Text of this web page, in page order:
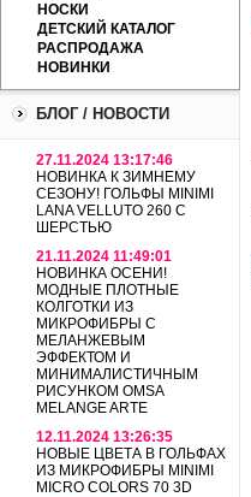
НОСКИ
ДЕТСКИЙ КАТАЛОГ
РАСПРОДАЖА
НОВИНКИ
БЛОГ / НОВОСТИ
27.11.2024 13:17:46
НОВИНКА К ЗИМНЕМУ
СЕЗОНУ! ГОЛЬФЫ MINIMI
LANA VELLUTO 260 С
ШЕРСТЬЮ
21.11.2024 11:49:01
НОВИНКА ОСЕНИ!
МОДНЫЕ ПЛОТНЫЕ
КОЛГОТКИ ИЗ
МИКРОФИБРЫ С
МЕЛАНЖЕВЫМ
ЭФФЕКТОМ И
МИНИМАЛИСТИЧНЫМ
РИСУНКОМ OMSA
MELANGE ARTE
12.11.2024 13:26:35
НОВЫЕ ЦВЕТА В ГОЛЬФАХ
ИЗ МИКРОФИБРЫ MINIMI
MICRO COLORS 70 3D